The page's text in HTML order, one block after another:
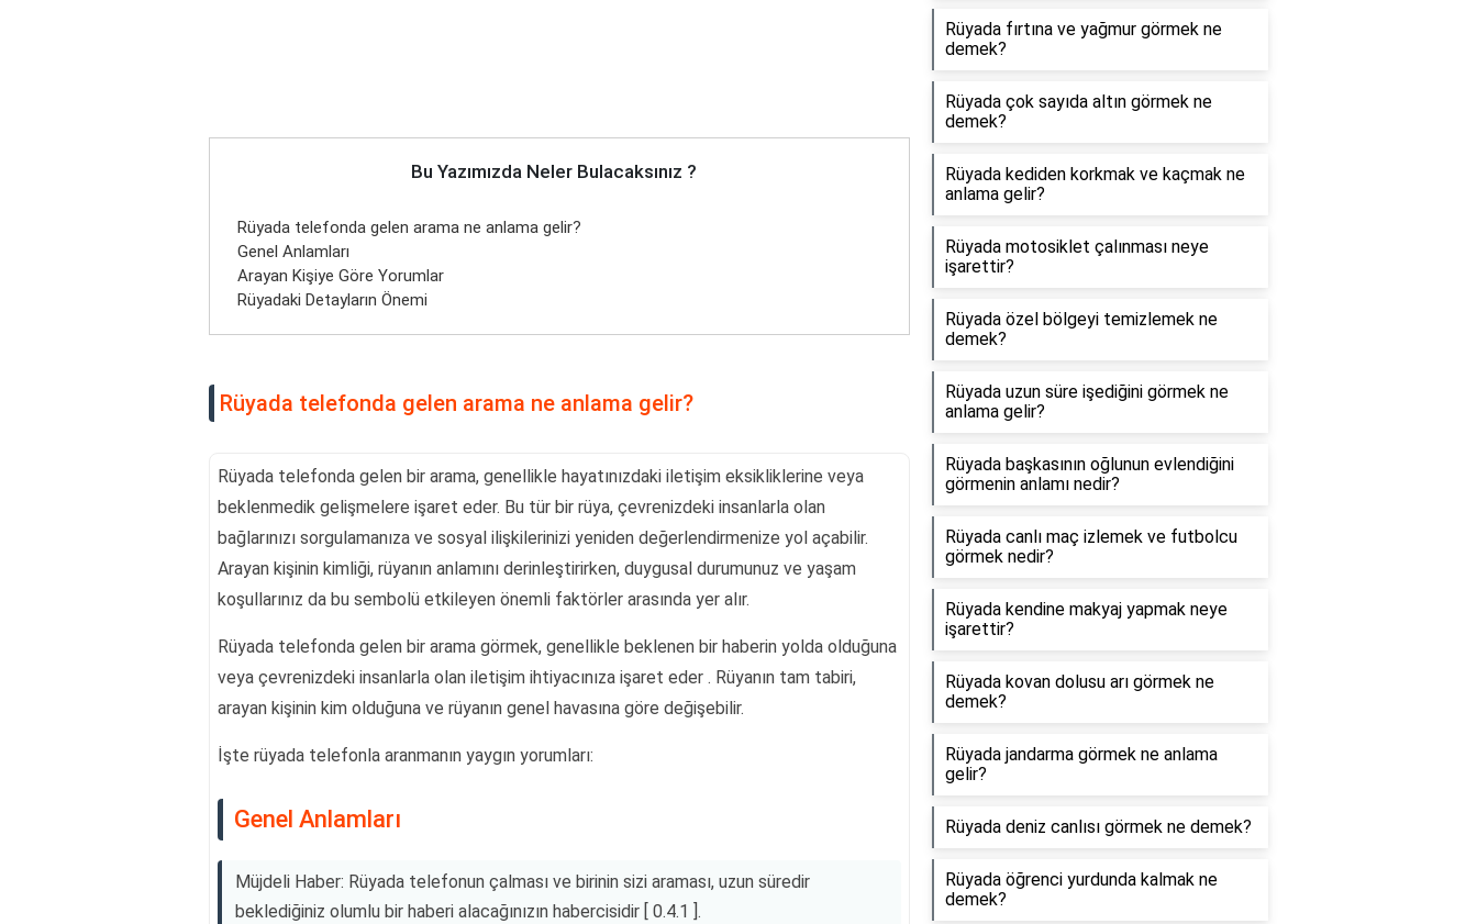
Bu Yazımızda Neler Bulacaksınız ?
Rüyada telefonda gelen arama ne anlama gelir?
Genel Anlamları
Arayan Kişiye Göre Yorumlar
Rüyadaki Detayların Önemi
Rüyada telefonda gelen arama ne anlama gelir?
Rüyada telefonda gelen bir arama, genellikle hayatınızdaki iletişim eksikliklerine veya
beklenmedik gelişmelere işaret eder. Bu tür bir rüya, çevrenizdeki insanlarla olan
bağlarınızı sorgulamanıza ve sosyal ilişkilerinizi yeniden değerlendirmenize yol açabilir.
Arayan kişinin kimliği, rüyanın anlamını derinleştirirken, duygusal durumunuz ve yaşam
koşullarınız da bu sembolü etkileyen önemli faktörler arasında yer alır.
Rüyada telefonda gelen bir arama görmek, genellikle beklenen bir haberin yolda olduğuna
veya çevrenizdeki insanlarla olan iletişim ihtiyacınıza işaret eder . Rüyanın tam tabiri,
arayan kişinin kim olduğuna ve rüyanın genel havasına göre değişebilir.
İşte rüyada telefonla aranmanın yaygın yorumları:
Genel Anlamları
Müjdeli Haber: Rüyada telefonun çalması ve birinin sizi araması, uzun süredir
beklediğiniz olumlu bir haberi alacağınızın habercisidir [ 0.4.1 ].
Rüyada fırtına ve yağmur görmek ne
demek?
Rüyada çok sayıda altın görmek ne
demek?
Rüyada kediden korkmak ve kaçmak ne
anlama gelir?
Rüyada motosiklet çalınması neye
işarettir?
Rüyada özel bölgeyi temizlemek ne
demek?
Rüyada uzun süre işediğini görmek ne
anlama gelir?
Rüyada başkasının oğlunun evlendiğini
görmenin anlamı nedir?
Rüyada canlı maç izlemek ve futbolcu
görmek nedir?
Rüyada kendine makyaj yapmak neye
işarettir?
Rüyada kovan dolusu arı görmek ne
demek?
Rüyada jandarma görmek ne anlama
gelir?
Rüyada deniz canlısı görmek ne demek?
Rüyada öğrenci yurdunda kalmak ne
demek?